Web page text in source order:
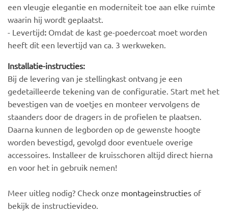
een vleugje elegantie en moderniteit toe aan elke ruimte
waarin hij wordt geplaatst.
- Levertijd: Omdat de kast ge-poedercoat moet worden
heeft dit een levertijd van ca. 3 werkweken.
Installatie-instructies:
Bij de levering van je stellingkast ontvang je een
gedetailleerde tekening van de configuratie. Start met het
bevestigen van de voetjes en monteer vervolgens de
staanders door de dragers in de profielen te plaatsen.
Daarna kunnen de legborden op de gewenste hoogte
worden bevestigd, gevolgd door eventuele overige
accessoires. Installeer de kruisschoren altijd direct hierna
en voor het in gebruik nemen!
Meer uitleg nodig? Check onze montageinstructies of
bekijk de instructievideo.